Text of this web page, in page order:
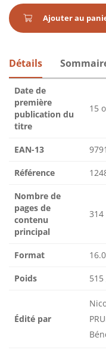
Ajouter au
Détails
Date de
première
publication du
titre
15
EAN-13
Référence
Nombre de
pages de
contenu
principal
314
Format
Poids 515
Édité par